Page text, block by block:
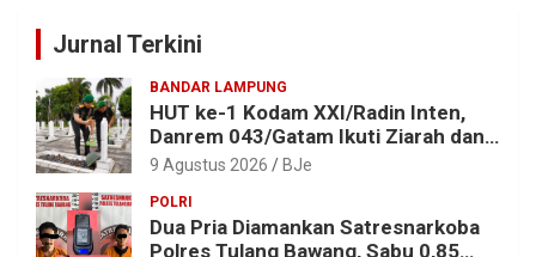
Jurnal Terkini
BANDAR LAMPUNG
HUT ke-1 Kodam XXI/Radin Inten,
Danrem 043/Gatam Ikuti Ziarah dan
Bakti Kesehatan
9 Agustus 2026 BJe
POLRI
Dua Pria Diamankan Satresnarkoba
Polres Tulang Bawang, Sabu 0,85